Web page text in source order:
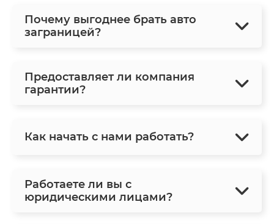
Почему выгоднее брать авто
заграницей?
Предоставляет ли компания
гарантии?
Как начать с нами работать?
Работаете ли вы с
юридическими лицами?